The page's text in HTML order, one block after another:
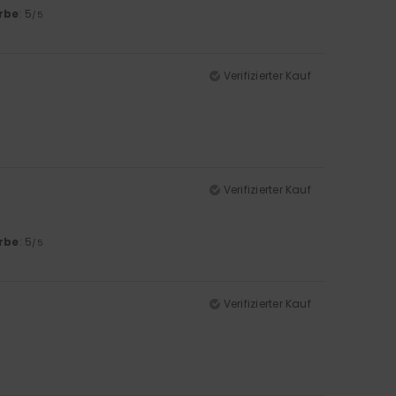
: 5/5
Verifizierter Kauf
Verifizierter Kauf
: 5/5
Verifizierter Kauf